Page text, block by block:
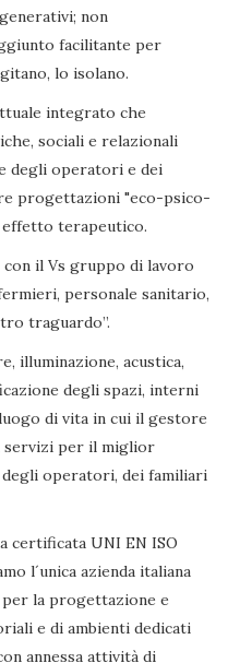
non
facilitante per
lo isolano.
integrato che
sociali e relazionali
degli operatori e dei
progettazioni "eco-psico-
effetto terapeutico.
il Vs gruppo di lavoro
personale sanitario,
traguardo”.
illuminazione, acustica,
degli spazi, interni
di vita in cui il gestore
servizi per il miglior
operatori, dei familiari
certificata UNI EN ISO
l´unica azienda italiana
per la progettazione e
e di ambienti dedicati
annessa attività di